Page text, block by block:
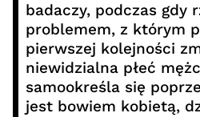
badaczy, podczas gdy
problemem, z którym
pierwszej kolejności
niewidzialna płeć
samookreśla się
jest bowiem kobietą,